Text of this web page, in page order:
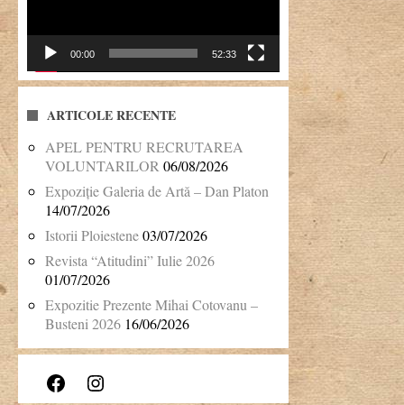
00:00 52:33
ARTICOLE RECENTE
APEL PENTRU RECRUTAREA
VOLUNTARILOR06/08/2026
Expoziție Galeria de Artă – Dan Platon
14/07/2026
Istorii Ploiestene03/07/2026
Revista “Atitudini” Iulie 2026
01/07/2026
Expozitie Prezente Mihai Cotovanu –
Busteni 2026 16/06/2026
Facebook Instagram